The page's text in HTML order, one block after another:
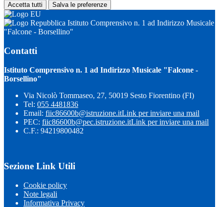
Accetta tutti Salva le preferenze
Istituto Comprensivo n. 1 ad Indirizzo Musicale
"Falcone - Borsellino"
Contatti
Istituto Comprensivo n. 1 ad Indirizzo Musicale "Falcone -
Borsellino"
Via Nicolò Tommaseo, 27, 50019 Sesto Fiorentino (FI)
Tel: 055 4481836
Email: fiic86600b@istruzione.itLink per inviare una mail
PEC: fiic86600b@pec.istruzione.itLink per inviare una mail
C.F.: 94219800482
Sezione Link Utili
Cookie policy
Note legali
Informativa Privacy